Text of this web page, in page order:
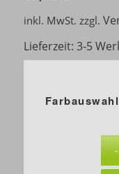
inkl. MwSt. zzgl.
Lieferzeit: 3-5
Farbauswahl